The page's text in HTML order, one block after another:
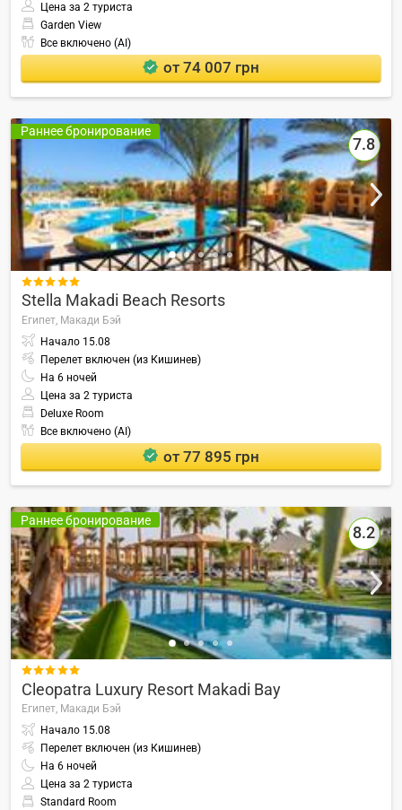
Цена за 2 туриста
Garden View
Все включено (AI)
от 74 007 грн
Раннее бронирование
7.8

Stella Makadi Beach Resorts
Египет, Макади Бэй
Начало 15.08
Перелет включен (из Кишинев)
На 6 ночей
Цена за 2 туриста
Deluxe Room
Все включено (AI)
от 77 895 грн
Раннее бронирование
8.2

Cleopatra Luxury Resort Makadi Bay
Египет, Макади Бэй
Начало 15.08
Перелет включен (из Кишинев)
На 6 ночей
Цена за 2 туриста
Standard Room